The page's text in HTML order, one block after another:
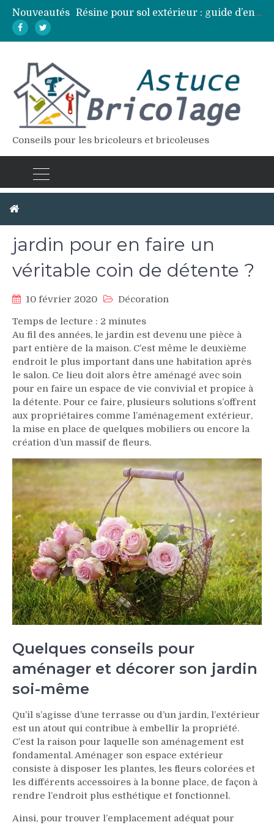
Nouveautés
Résine pour sol extérieur : guide d’entretien et réparation des fissures
Pose d’une dalle béton : 7 erreurs à éviter pour un résultat durable
Conseils pour les bricoleurs et bricoleuses
Comment décorer son
jardin pour en faire un
véritable coin de détente ?
10 février 2020
Décoration
Temps de lecture : 2 minutes
Au fil des années, le jardin est devenu une pièce à
part entière de la maison. C’est même le deuxième
endroit le plus important dans une habitation après
le salon. Ce lieu doit alors être aménagé avec soin
pour en faire un espace de vie convivial et propice à
la détente. Pour ce faire, plusieurs solutions s’offrent
aux propriétaires comme l’aménagement extérieur,
la mise en place de quelques mobiliers ou encore la
création d’un massif de fleurs.
Quelques conseils pour
aménager et décorer son jardin
soi-même
Qu’il s’agisse d’une terrasse ou d’un jardin, l’extérieur
est un atout qui contribue à embellir la propriété.
C’est la raison pour laquelle son aménagement est
fondamental. Aménager son espace extérieur
consiste à disposer les plantes, les fleurs colorées et
les différents accessoires à la bonne place, de façon à
rendre l’endroit plus esthétique et fonctionnel.
Ainsi, pour trouver l’emplacement adéquat pour